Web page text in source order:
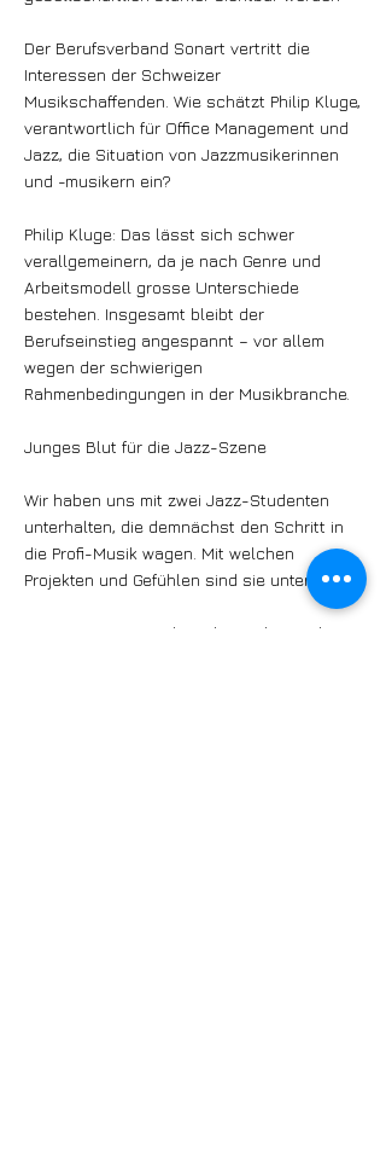
Der Berufsverband Sonart vertritt die
Interessen der Schweizer
Musikschaffenden. Wie schätzt Philip Kluge,
verantwortlich für Office Management und
Jazz, die Situation von Jazzmusikerinnen
und -musikern ein?
Philip Kluge: Das lässt sich schwer
verallgemeinern, da je nach Genre und
Arbeitsmodell grosse Unterschiede
bestehen. Insgesamt bleibt der
Berufseinstieg angespannt – vor allem
wegen der schwierigen
Rahmenbedingungen in der Musikbranche.
Junges Blut für die Jazz-Szene
Wir haben uns mit zwei Jazz-Studenten
unterhalten, die demnächst den Schritt in
die Profi-Musik wagen. Mit welchen
Projekten und Gefühlen sind sie unterwegs?
„In meinem Herzen bin ich Musiker und